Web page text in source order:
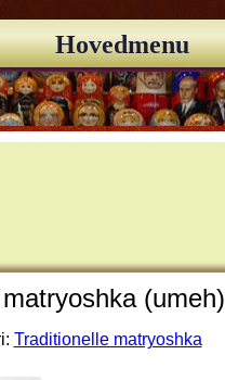
Hovedmenu
(umeh)
Traditionelle matryoshka